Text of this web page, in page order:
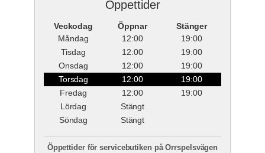
Öppettider
Veckodag Öppnar
Stänger
Måndag
12:00
19:00
Tisdag
12:00
19:00
Onsdag
12:00
19:00
Torsdag
12:00
19:00
Fredag
12:00
19:00
Lördag
Stängt
Söndag
Stängt
Öppettider för servicebutiken på Orrspelsvägen